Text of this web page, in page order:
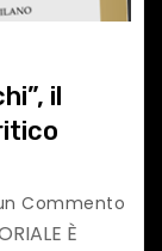
il
Commento
È